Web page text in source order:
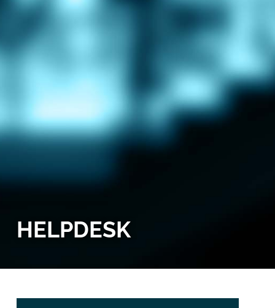
HELPDESK